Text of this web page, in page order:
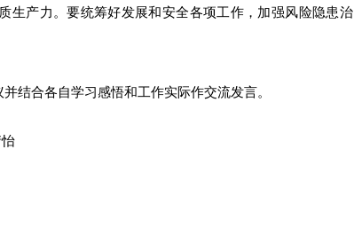
生产力。要统筹好发展和安全各项工作，加强风险隐患治
结合各自学习感悟和工作实际作交流发言。